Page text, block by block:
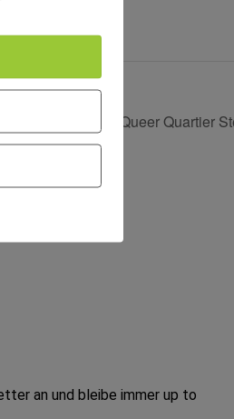
Queer Quartier
an und bleibe immer up to